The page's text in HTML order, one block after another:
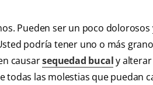
Pueden ser un poco dolorosos
podría tener uno o más
causarsequedad bucaly
todas las molestias que puedan